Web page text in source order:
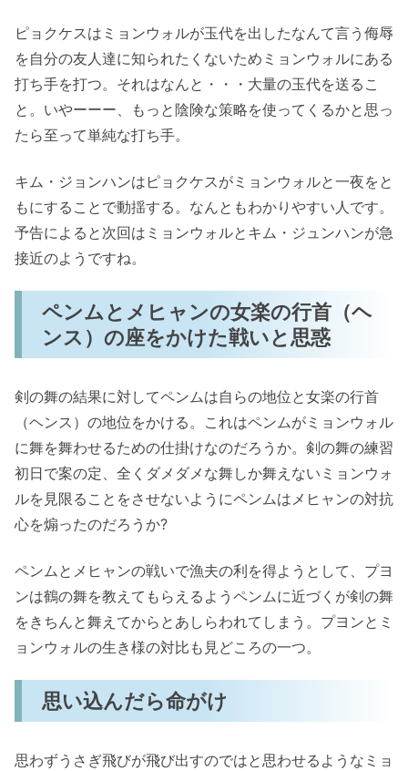
ピョクケスはミョンウォルが玉代を出したなんて言う侮辱
を自分の友人達に知られたくないためミョンウォルにある
打ち手を打つ。それはなんと・・・大量の玉代を送るこ
と。いやーーー、もっと陰険な策略を使ってくるかと思っ
たら至って単純な打ち手。
キム・ジョンハンはピョクケスがミョンウォルと一夜をと
もにすることで動揺する。なんともわかりやすい人です。
予告によると次回はミョンウォルとキム・ジュンハンが急
接近のようですね。
ペンムとメヒャンの女楽の行首（ヘ
ンス）の座をかけた戦いと思惑
剣の舞の結果に対してペンムは自らの地位と女楽の行首
（ヘンス）の地位をかける。これはペンムがミョンウォル
に舞を舞わせるための仕掛けなのだろうか。剣の舞の練習
初日で案の定、全くダメダメな舞しか舞えないミョンウォ
ルを見限ることをさせないようにペンムはメヒャンの対抗
心を煽ったのだろうか?
ペンムとメヒャンの戦いで漁夫の利を得ようとして、プヨ
ンは鶴の舞を教えてもらえるようペンムに近づくが剣の舞
をきちんと舞えてからとあしらわれてしまう。プヨンとミ
ョンウォルの生き様の対比も見どころの一つ。
思い込んだら命がけ
思わずうさぎ飛びが飛び出すのではと思わせるようなミョ